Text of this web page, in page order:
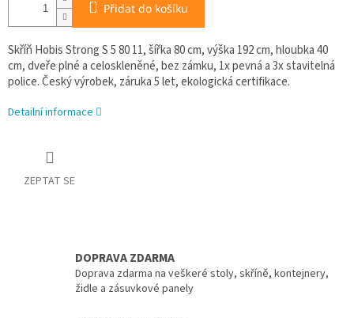
Přidat do košíku
Skříň Hobis Strong S 5 80 11, šířka 80 cm, výška 192 cm, hloubka 40
cm, dveře plné a celoskleněné, bez zámku, 1x pevná a 3x stavitelná
police. Český výrobek, záruka 5 let, ekologická certifikace.
Detailní informace
ZEPTAT SE
DOPRAVA ZDARMA
Doprava zdarma na veškeré stoly, skříně, kontejnery,
židle a zásuvkové panely